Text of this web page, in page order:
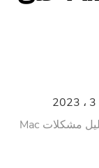
خبير الكتابة القدير الذي يتقن تحليل مشكلات Mac